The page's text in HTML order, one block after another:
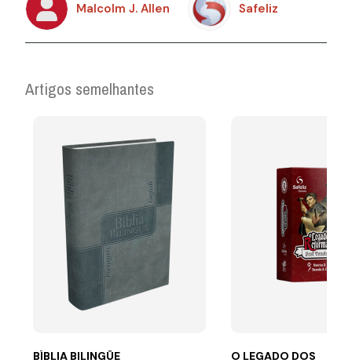
Malcolm J. Allen Safeliz
Artigos semelhantes
BÍBLIA BILINGÜE
O LEGADO DOS